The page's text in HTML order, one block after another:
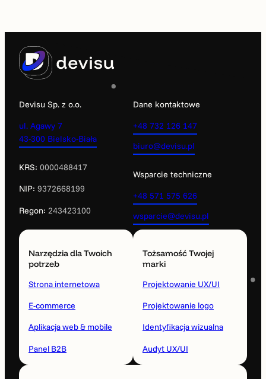
Devisu Sp. z o.o.
ul. Agawy 7
43-300 Bielsko-Biała
KRS: 0000488417
NIP: 9372668199
Regon: 243423100
Dane kontaktowe
+48 732 126 147
biuro@devisu.pl
Wsparcie techniczne
+48 571 575 626
wsparcie@devisu.pl
Narzędzia dla Twoich
potrzeb
Strona internetowa
E-commerce
Aplikacja web & mobile
Panel B2B
Tożsamość Twojej
marki
Projektowanie UX/UI
Projektowanie logo
Identyfikacja wizualna
Audyt UX/UI